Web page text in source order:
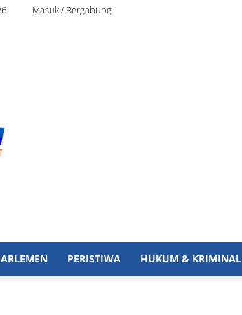
Masuk / Bergabung
PERISTIWA HUKUM & KRIMINAL